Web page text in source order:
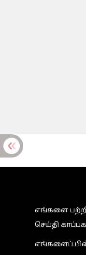
எங்களை
செய்தி
எங்களைப்